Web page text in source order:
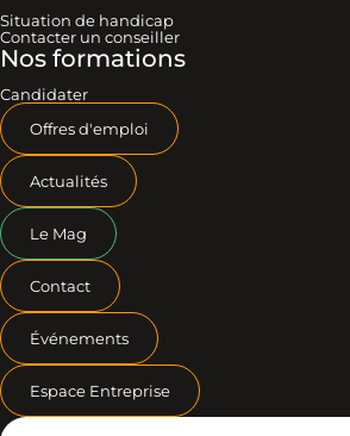
Situation de handicap
Contacter un conseiller
Nos formations
Candidater
Offres d'emploi
Actualités
Le Mag
Contact
Événements
Espace Entreprise